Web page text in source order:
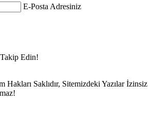
E-Posta Adresiniz
Edin!
Saklıdır, Sitemizdeki Yazılar İzinsiz